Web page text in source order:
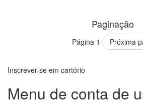
Paginação
Página 1 Próxima
Inscrever-se em cartório
Menu de conta de